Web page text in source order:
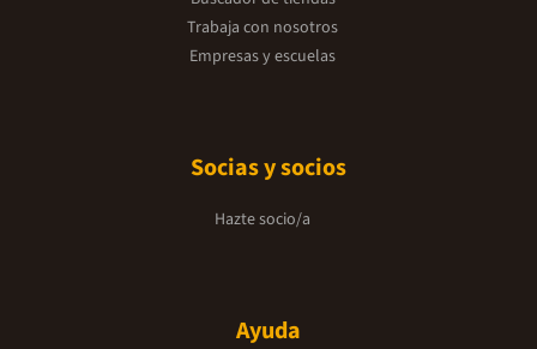
Trabaja con nosotros
Empresas y escuelas
Socias y socios
Hazte socio/a
Ayuda